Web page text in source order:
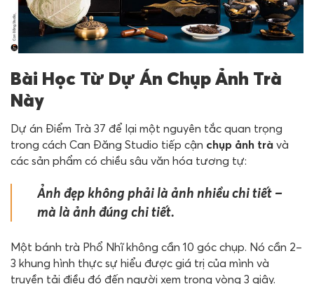
Bài Học Từ Dự Án Chụp Ảnh Trà
Này
Dự án Điểm Trà 37 để lại một nguyên tắc quan trọng
trong cách Can Đăng Studio tiếp cận chụp ảnh trà và
các sản phẩm có chiều sâu văn hóa tương tự:
Ảnh đẹp không phải là ảnh nhiều chi tiết –
mà là ảnh đúng chi tiết.
Một bánh trà Phổ Nhĩ không cần 10 góc chụp. Nó cần 2–
3 khung hình thực sự hiểu được giá trị của mình và
truyền tải điều đó đến người xem trong vòng 3 giây.